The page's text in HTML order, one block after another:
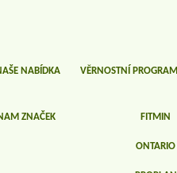
ZNAČEK
NABÍDKA VĚRNOSTNÍ PROGRAM
FITMIN
ONTARIO